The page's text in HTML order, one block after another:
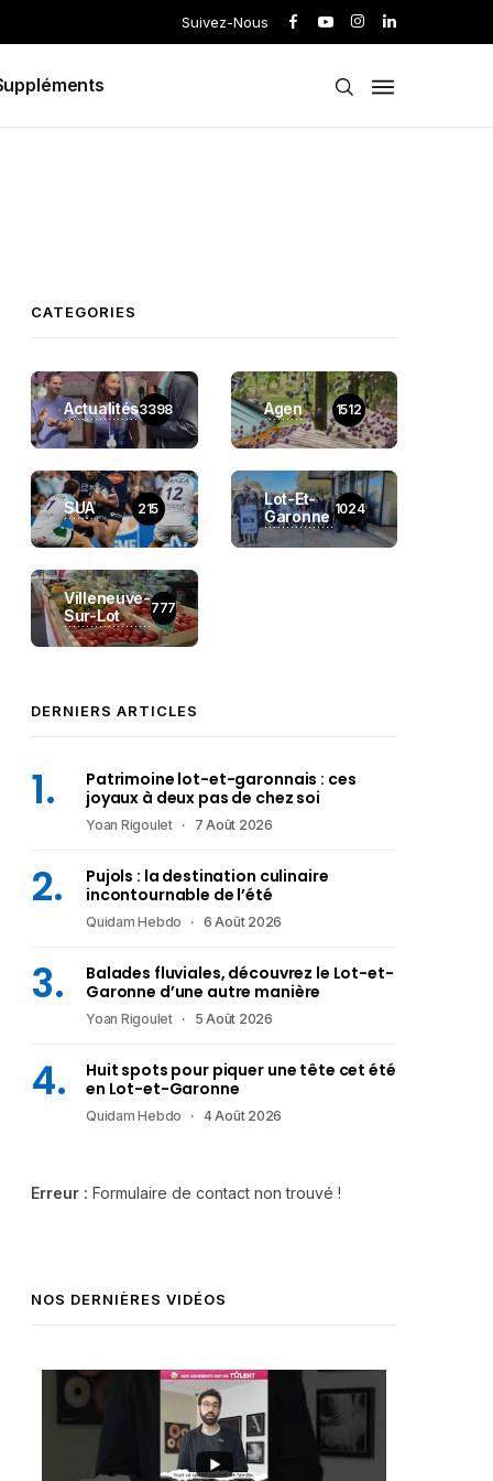
Suivez-Nous
CATEGORIES
Actualités3398 Agen 1512
SUA 215
Lot-Et-
Garonne 1024
Villeneuve-
Sur-Lot
777
DERNIERS ARTICLES
Patrimoine lot-et-garonnais : ces
joyaux à deux pas de chez soi
Yoan Rigoulet 7 Août 2026
Pujols : la destination culinaire
incontournable de l’été
Quidam Hebdo 6 Août 2026
Balades fluviales, découvrez le Lot-et-
Garonne d’une autre manière
Yoan Rigoulet 5 Août 2026
Huit spots pour piquer une tête cet été
en Lot-et-Garonne
Quidam Hebdo 4 Août 2026
Erreur : Formulaire de contact non trouvé !
NOS DERNIÈRES VIDÉOS